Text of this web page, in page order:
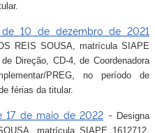
10 de dezembro de 2021
REIS SOUSA, matrícula SIAPE
Direção, CD-4, de Coordenadora
PREG, no período de
férias da titular.
17 de maio de 2022 - Designa
matrícula SIAPE 1612712,